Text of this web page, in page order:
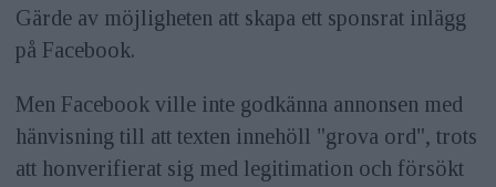
Gärde av möjligheten att skapa ett sponsrat inlägg
på Facebook.
Men Facebook ville inte godkänna annonsen med
hänvisning till att texten innehöll "grova ord", trots
att honverifierat sig med legitimation och försökt